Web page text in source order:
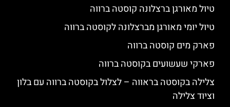
טיול מאורגן ברצלונה קוסטה ברווה
טיול יומי מאורגן מברצלונה לקוסטה ברווה
פארק מים קוסטה ברווה
פארקי שעשועים בקוסטה ברווה
צלילה בקוסטה בראווה – לצלול בקוסטה ברווה עם בלון
וציוד צלילה